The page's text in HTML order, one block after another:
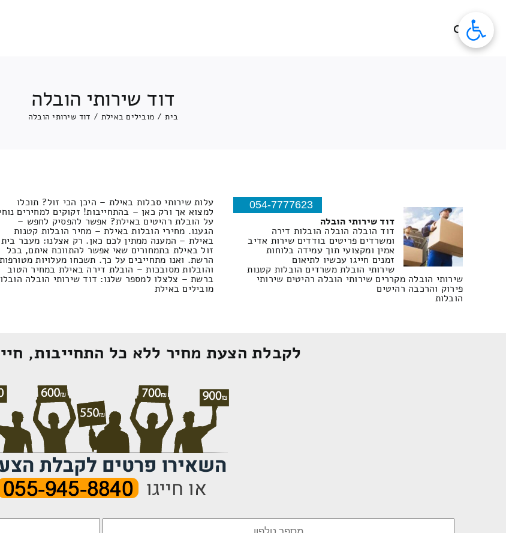
דוד שירותי הובלה
בית / מובילים באילת / דוד שירותי הובלה
054-7777623
דוד שירותי הובלה
דוד הובלה הובלה הובלות דירה
ומשרדים פריטים בודדים שירות אדיב
אמין ומקצועי תוך עמידה בלוחות
זמנים חייגו עכשיו לתיאום
שירותי הובלת משרדים הובלות קטנות
שירותי הובלה מקררים שירותי הובלה רהיטים שירותי
פירוק והרכבה רהיטים
הובלות
עלות שירותי סבלות באילת – היכן הכי זול? תוכלו
למצוא אך ורק כאן – בהתחייבות! זקוקים למחירים
על הובלת רהיטים באילת? אפשר להפסיק לחפש –
הגענו. מחירי הובלות באילת – מחיר הובלות קטנות
באילת – המענה ממתין לכם כאן. רק אצלנו: מעבר בית
זול באילת בתמחורים שאי אפשר להתווכח איתם, בכל
הרשת. ואנו מתחייבים על כך. תשכחו מעלויות מטורפות
והובלות מסובכות – הובלת דירה באילת במחיר הטוב
ברשת – צלצלו למספר שלנו: דוד שירותי הובלה
מובילים באילת
לקבלת הצעת מחיר ללא כל התחייבות,